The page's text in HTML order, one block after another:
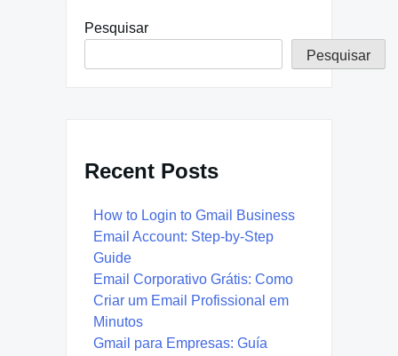
Pesquisar
Pesquisar
Recent Posts
How to Login to Gmail Business
Email Account: Step-by-Step
Guide
Email Corporativo Grátis: Como
Criar um Email Profissional em
Minutos
Gmail para Empresas: Guía